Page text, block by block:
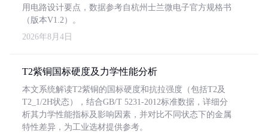
用电路设计要点，数据参考自杭州士兰微电子官方规格书
（版本V1.2）。
2026年8月4日
T2紫铜国标硬度及力学性能分析
本文系统解读T2紫铜的国标硬度和抗拉强度（包括T2及
T2_1/2H状态），结合GB/T 5231-2012标准数据，详细分
析其力学性能指标及影响因素，并对比不同状态下的金属
特性差异，为工业选材提供参考。